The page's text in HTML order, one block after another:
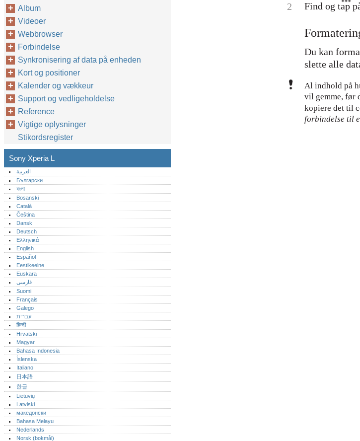
2
Find og tap
Du kan
slette alle
Al indhold på
vil gemme, før
kopiere det til
forbindelse til
Album
Videoer
Webbrowser
Forbindelse
Synkronisering af data på enheden
Kort og positioner
Kalender og vækkeur
Support og vedligeholdelse
Reference
Vigtige oplysninger
Stikordsregister
Sony Xperia L
العربية
Български
বাংলা
Bosanski
Català
Čeština
Dansk
Deutsch
Ελληνικά
English
Español
Eestikeelne
Euskara
فارسی
Suomi
Français
Galego
עברית
हिन्दी
Hrvatski
Magyar
Bahasa Indonesia
Íslenska
Italiano
日本語
한글
Lietuvių
Latviski
македонски
Bahasa Melayu
Nederlands
Norsk (bokmål)‎